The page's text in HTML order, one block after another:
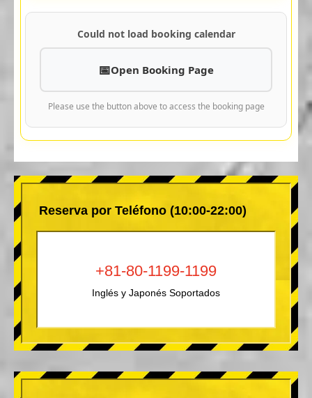
Could not load booking calendar
Open Booking Page
Please use the button above to access the booking page
Reserva por Teléfono (10:00-22:00)
+81-80-1199-1199
Inglés y Japonés Soportados